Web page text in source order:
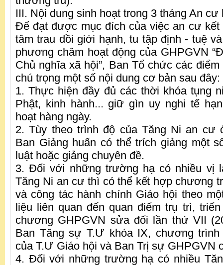
III. Nội dung sinh hoạt trong 3 tháng An cư
Để đạt được mục đích của việc an cư kết
tâm trau dồi giới hạnh, tu tập định - tuệ
phương châm hoạt động của GHPGVN
Chủ nghĩa xã hội”, Ban Tổ chức các
chú trọng một số nội dung cơ bản sau đây:
1. Thực hiện đầy đủ các thời khóa tụng
Phật, kinh hành... giữ gìn uy nghi tế
hoạt hàng ngày.
2. Tùy theo trình độ của Tăng Ni an cư
Ban Giảng huấn có thể trích giảng một
luật hoặc giảng chuyên đề.
3. Đối với những trường hạ có nhiều vị
Tăng Ni an cư thì có thể kết hợp chương
và công tác hành chính Giáo hội theo
liệu liên quan đến quan điểm trụ trì,
chương GHPGVN sửa đổi lần thứ VII
Ban Tăng sự T.Ư khóa IX, chương
của T.Ư Giáo hội và Ban Trị sự GHPGVN
4. Đối với những trường hạ có nhiều